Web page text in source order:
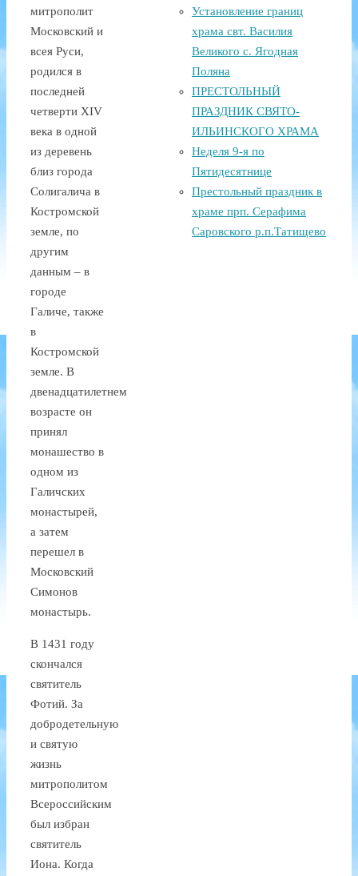
митрополит
Московский и
всея Руси,
родился в
последней
четверти XIV
века в одной
из деревень
близ города
Солигалича в
Костромской
земле, по
другим
данным – в
городе
Галиче, также
в
Костромской
земле. В
двенадцатилетнем
возрасте он
принял
монашество в
одном из
Галичских
монастырей,
а затем
перешел в
Московский
Симонов
монастырь.
В 1431 году
скончался
святитель
Фотий. За
добродетельную
и святую
жизнь
митрополитом
Всероссийским
был избран
святитель
Иона. Когда
Установление границ
храма свт. Василия
Великого с. Ягодная
Поляна
ПРЕСТОЛЬНЫЙ
ПРАЗДНИК СВЯТО-
ИЛЬИНСКОГО ХРАМА
Неделя 9-я по
Пятидесятнице
Престольный праздник в
храме прп. Серафима
Саровского р.п.Татищево